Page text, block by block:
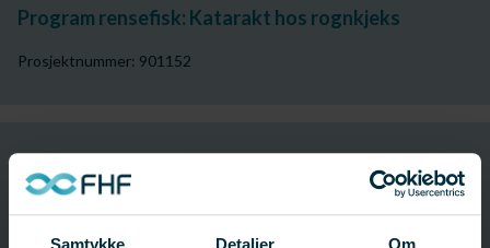
Samtykke Detaljer Om
Program rensefisk: Katarakt hos rognkjeks
Prosjektnummer: 901152
Program rensefisk: Velferd hos rensefisk –
operative indikatorer (RENSVEL)
Prosjektnummer: 901136